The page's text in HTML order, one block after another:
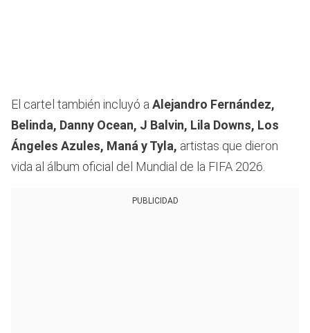
El cartel también incluyó a Alejandro Fernández,
Belinda, Danny Ocean, J Balvin, Lila Downs, Los
Ángeles Azules, Maná y Tyla, artistas que dieron
vida al álbum oficial del Mundial de la FIFA 2026.
PUBLICIDAD